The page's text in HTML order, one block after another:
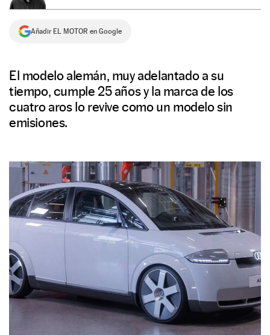
Añadir EL MOTOR en Google
El modelo alemán, muy adelantado a su
tiempo, cumple 25 años y la marca de los
cuatro aros lo revive como un modelo sin
emisiones.